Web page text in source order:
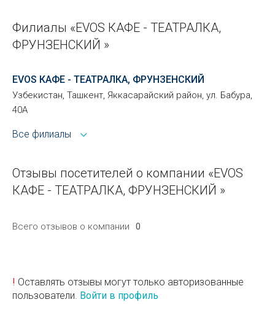
Филиалы «EVOS КАФЕ - ТЕАТРАЛКА,
ФРУНЗЕНСКИЙ »
EVOS КАФЕ - ТЕАТРАЛКА, ФРУНЗЕНСКИЙ
Узбекистан, Ташкент, Яккасарайский район, ул. Бабура,
40А
Все филиалы
Отзывы посетителей о компании «EVOS
КАФЕ - ТЕАТРАЛКА, ФРУНЗЕНСКИЙ »
Всего отзывов о компании 0
! Оставлять отзывы могут только авторизованные
пользователи. Войти в профиль